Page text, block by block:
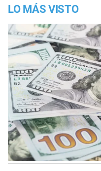
LO MÁS VISTO